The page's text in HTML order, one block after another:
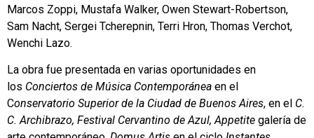
Marcos Zoppi, Mustafa Walker, Owen Stewart-Robertson,
Sam Nacht, Sergei Tcherepnin, Terri Hron, Thomas Verchot,
Wenchi Lazo.
La obra fue presentada en varias oportunidades en
los Conciertos de Música Contemporánea en el
Conservatorio Superior de la Ciudad de Buenos Aires, en el C.
C. Archibrazo, Festival Cervantino de Azul, Appetite galería de